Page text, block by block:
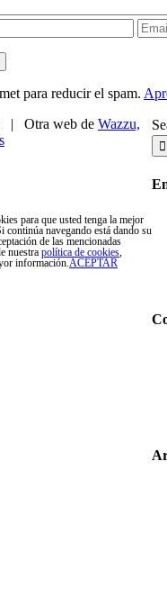
para reducir el spam.
| Otra web de Wazzu,
para que usted tenga la mejor
continúa navegando está dando su
de las mencionadas
nuestra política de cookies,
información.ACEPTAR